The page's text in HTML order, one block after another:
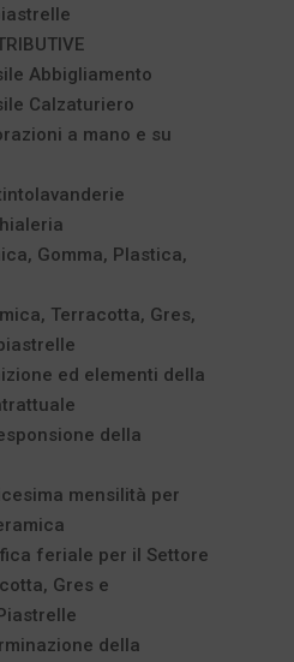
Abbigliamento
Calzaturiero
a mano e su
Gomma, Plastica,
Terracotta, Gres,
ed elementi della
della
mensilità per
feriale per il Settore
Gres e
della